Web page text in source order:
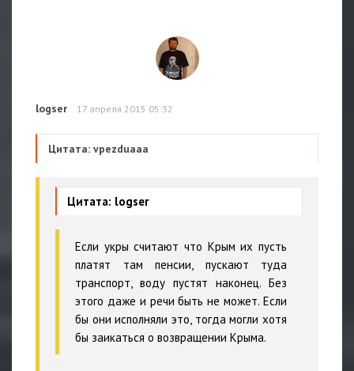
logser 17 апреля 2015 05:32
Цитата: vpezduaaa
Цитата: logser
Если укры считают что Крым их пусть
платят там пенсии, пускают туда
транспорт, воду пустят наконец. Без
этого даже и речи быть не может. Если
бы они исполняли это, тогда могли хотя
бы заикаться о возвращении Крыма.